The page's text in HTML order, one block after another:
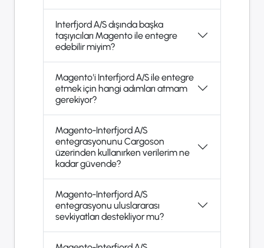
Interfjord A/S dışında başka
taşıyıcıları Magento ile entegre
edebilir miyim?
Magento'i Interfjord A/S ile entegre
etmek için hangi adımları atmam
gerekiyor?
Magento-Interfjord A/S
entegrasyonunu Cargoson
üzerinden kullanırken verilerim ne
kadar güvende?
Magento-Interfjord A/S
entegrasyonu uluslararası
sevkiyatları destekliyor mu?